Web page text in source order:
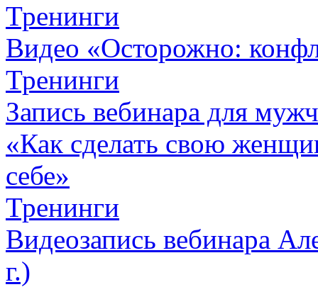
Тренинги
Видео «Осторожно:
Тренинги
Запись вебинара для
«Как сделать свою
себе»
Тренинги
Видеозапись вебинара
г.)